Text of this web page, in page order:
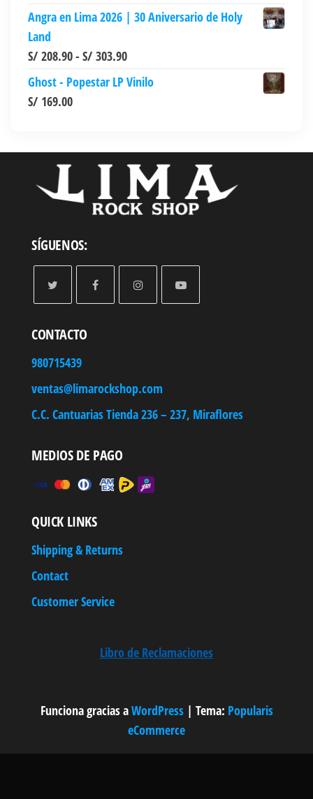
de
producto
de
Angra en Lima 2026 | 30 Aniversario de Holy
Land
S/ 208.90- S/ 303.90Rango
de
hasta
S/ 303.90
Ghost - Popestar LP Vinilo
S/ 169.00
SÍGUENOS:
CONTACTO
980715439
ventas@limarockshop.com
C.C. Cantuarias Tienda 236 – 237, Miraflores
MEDIOS DE PAGO
QUICK LINKS
Shipping & Returns
Contact
Customer Service
Libro de Reclamaciones
Funciona gracias aWordPress | Tema: Popularis
eCommerce